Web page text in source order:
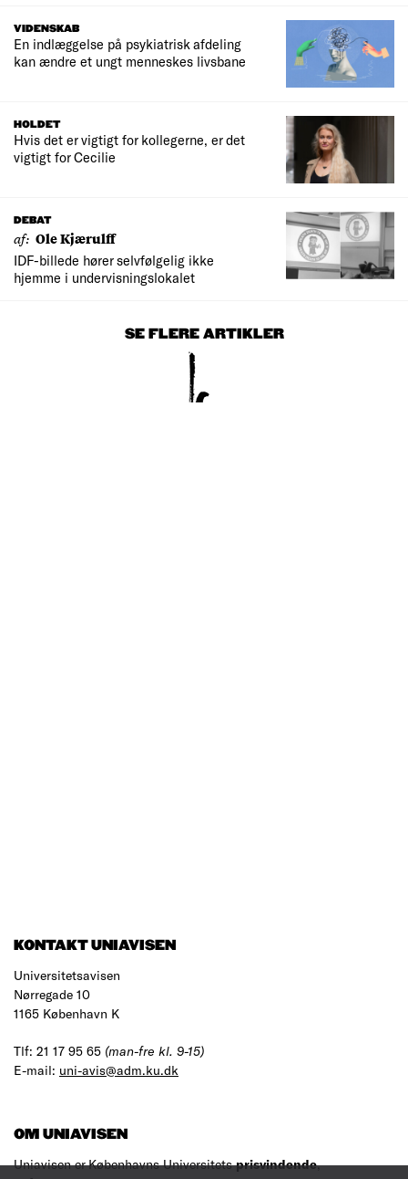
VIDENSKAB
En indlæggelse på psykiatrisk afdeling
kan ændre et ungt menneskes livsbane
HOLDET
Hvis det er vigtigt for kollegerne, er det
vigtigt for Cecilie
DEBAT
af: Ole Kjærulff
IDF-billede hører selvfølgelig ikke
hjemme i undervisningslokalet
SE FLERE ARTIKLER
KONTAKT UNIAVISEN
Universitetsavisen
Nørregade 10
1165 København K
Tlf: 21 17 95 65 (man-fre kl. 9-15)
E-mail: uni-avis@adm.ku.dk
OM UNIAVISEN
Uniavisen er Københavns Universitetsprisvindende,